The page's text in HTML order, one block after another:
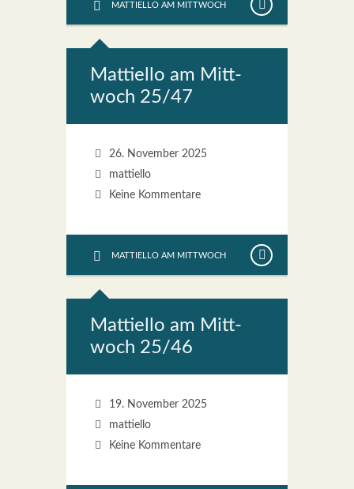
MATTIELLO AM MITTWOCH
Mat­ti­el­lo am Mitt­
woch 25/47
26. November 2025
mattiello
Keine Kommentare
MATTIELLO AM MITTWOCH
Mat­ti­el­lo am Mitt­
woch 25/46
19. November 2025
mattiello
Keine Kommentare